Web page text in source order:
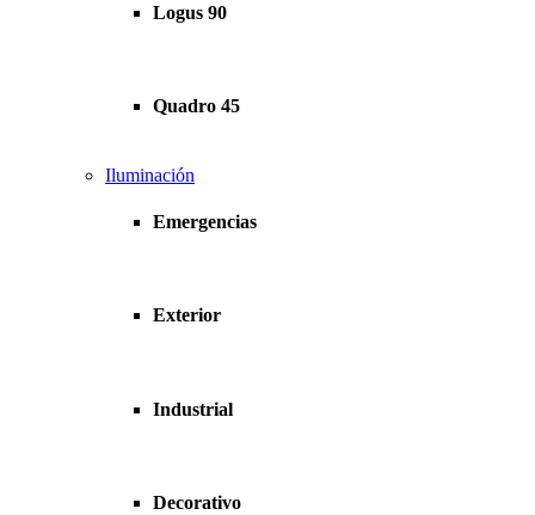
Logus 90
Quadro 45
Iluminación
Emergencias
Exterior
Industrial
Decorativo